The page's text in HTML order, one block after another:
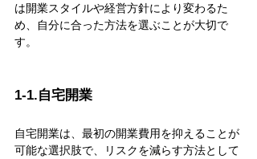
は開業スタイルや経営方針により変わるた
め、自分に合った方法を選ぶことが大切で
す。
1-1.自宅開業
自宅開業は、最初の開業費用を抑えることが
可能な選択肢で、リスクを減らす方法として